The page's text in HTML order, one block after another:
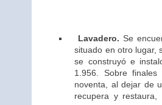
Lavadero. Se
situado en otro lugar,
se construyó e
1.956. Sobre
noventa, al dejar de
recupera y restaura,